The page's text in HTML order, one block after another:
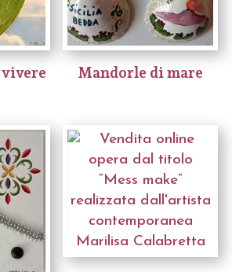
Mandorle di mare